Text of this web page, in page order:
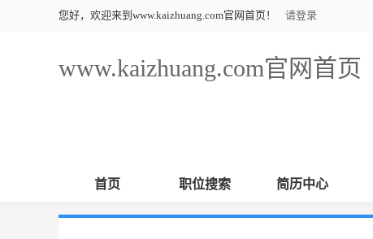
您好，欢迎来到www.kaizhuang.com官网首页！ 请登录
www.kaizhuang.com官网首页
首页 职位搜索 简历中心